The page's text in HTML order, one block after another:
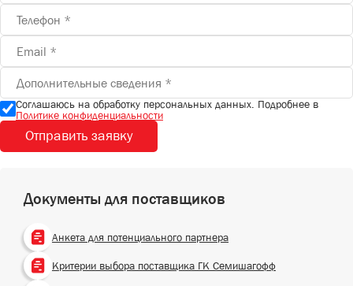
Соглашаюсь на обработку персональных данных. Подробнее в
Политике конфиденциальности
Отправить заявку
Документы для поставщиков
Анкета для потенциального партнера
Критерии выбора поставщика ГК Семишагофф